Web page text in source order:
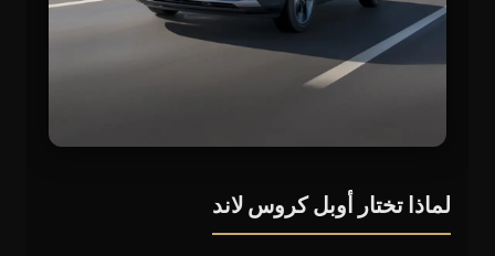
لماذا تختار أوبل كروس لاند